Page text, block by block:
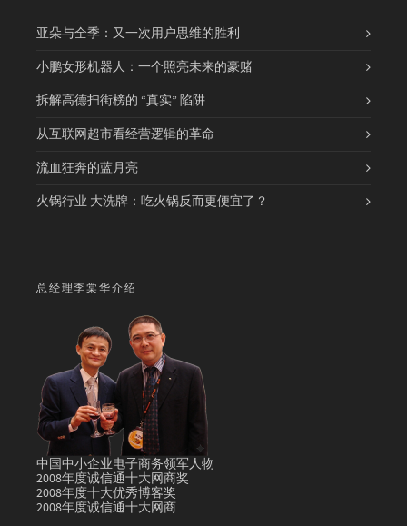
亚朵与全季：又一次用户思维的胜利
小鹏女形机器人：一个照亮未来的豪赌
拆解高德扫街榜的 “真实” 陷阱
从互联网超市看经营逻辑的革命
流血狂奔的蓝月亮
火锅行业 大洗牌：吃火锅反而更便宜了？
总经理李棠华介绍
中国中小企业电子商务领军人物
2008年度诚信通十大网商奖
2008年度十大优秀博客奖
2008年度诚信通十大网商